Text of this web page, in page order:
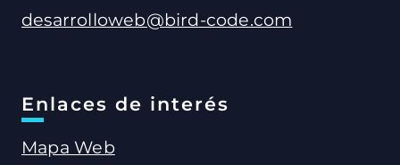
desarrolloweb@bird-code.com
Enlaces de interés
Mapa Web